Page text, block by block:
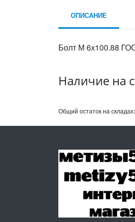
ОПИСАНИЕ
Болт М 6х100.88
Наличие на
Общий остаток на складах: